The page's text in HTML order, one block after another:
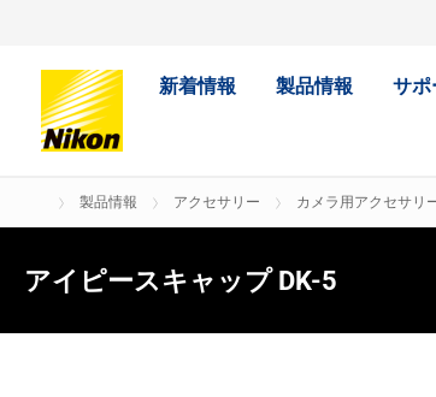
新着情報 製品情報 サポ
製品情報 アクセサリー カメラ用アクセサリ
アイピースキャップ DK-5